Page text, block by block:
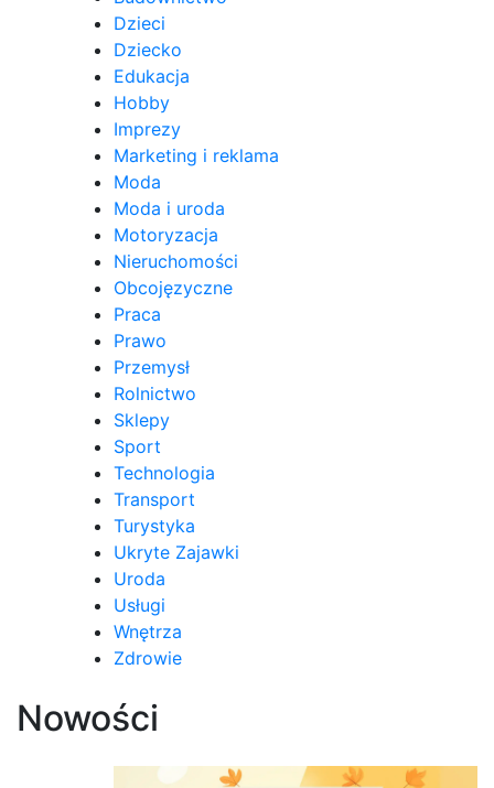
Dzieci
Dziecko
Edukacja
Hobby
Imprezy
Marketing i reklama
Moda
Moda i uroda
Motoryzacja
Nieruchomości
Obcojęzyczne
Praca
Prawo
Przemysł
Rolnictwo
Sklepy
Sport
Technologia
Transport
Turystyka
Ukryte Zajawki
Uroda
Usługi
Wnętrza
Zdrowie
Nowości